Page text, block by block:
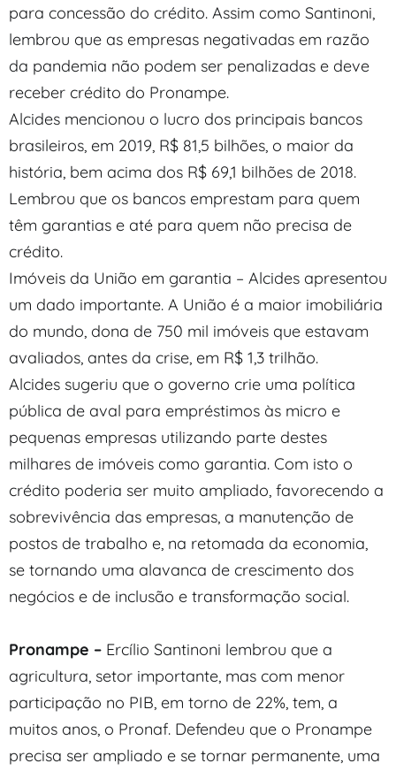
para concessão do crédito. Assim como Santinoni,
lembrou que as empresas negativadas em razão
da pandemia não podem ser penalizadas e deve
receber crédito do Pronampe.
Alcides mencionou o lucro dos principais bancos
brasileiros, em 2019, R$ 81,5 bilhões, o maior da
história, bem acima dos R$ 69,1 bilhões de 2018.
Lembrou que os bancos emprestam para quem
têm garantias e até para quem não precisa de
crédito.
Imóveis da União em garantia – Alcides apresentou
um dado importante. A União é a maior imobiliária
do mundo, dona de 750 mil imóveis que estavam
avaliados, antes da crise, em R$ 1,3 trilhão.
Alcides sugeriu que o governo crie uma política
pública de aval para empréstimos às micro e
pequenas empresas utilizando parte destes
milhares de imóveis como garantia. Com isto o
crédito poderia ser muito ampliado, favorecendo a
sobrevivência das empresas, a manutenção de
postos de trabalho e, na retomada da economia,
se tornando uma alavanca de crescimento dos
negócios e de inclusão e transformação social.
Pronampe – Ercílio Santinoni lembrou que a
agricultura, setor importante, mas com menor
participação no PIB, em torno de 22%, tem, a
muitos anos, o Pronaf. Defendeu que o Pronampe
precisa ser ampliado e se tornar permanente, uma